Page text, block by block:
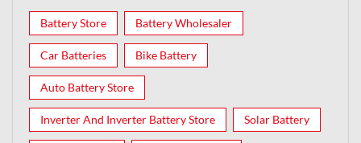
Battery Store Battery Wholesaler
Car Batteries Bike Battery
Auto Battery Store
Inverter And Inverter Battery Store Solar Battery